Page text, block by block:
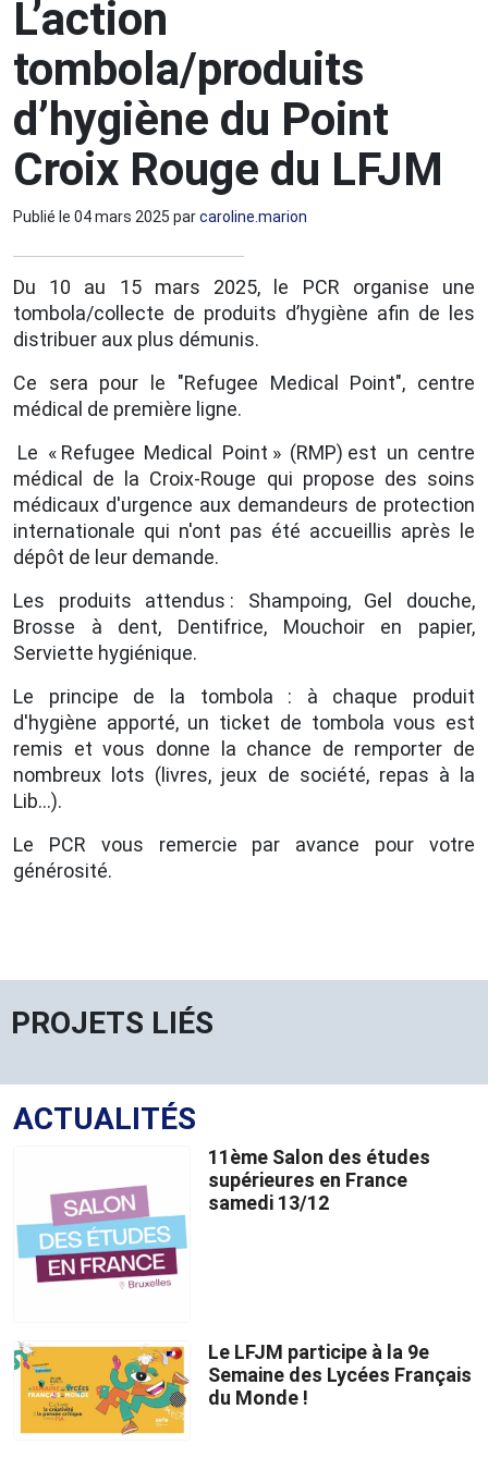
L’action
tombola/produits
d’hygiène du Point
Croix Rouge du LFJM
Publié le 04 mars 2025 parcaroline.marion
Du 10 au 15 mars 2025, le PCR organise une
tombola/collecte de produits d’hygiène afin de les
distribuer aux plus démunis.
Ce sera pour le "Refugee Medical Point", centre
médical de première ligne.
Le « Refugee Medical Point » (RMP) est un centre
médical de la Croix-Rouge qui propose des soins
médicaux d'urgence aux demandeurs de protection
internationale qui n'ont pas été accueillis après le
dépôt de leur demande.
Les produits attendus : Shampoing, Gel douche,
Brosse à dent, Dentifrice, Mouchoir en papier,
Serviette hygiénique.
Le principe de la tombola : à chaque produit
d'hygiène apporté, un ticket de tombola vous est
remis et vous donne la chance de remporter de
nombreux lots (livres, jeux de société, repas à la
Lib...).
Le PCR vous remercie par avance pour votre
générosité.
PROJETS LIÉS
ACTUALITÉS
11ème Salon des études
supérieures en France
samedi 13/12
Le LFJM participe à la 9e
Semaine des Lycées Français
du Monde !